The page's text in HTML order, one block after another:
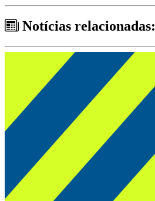
Notícias relacionadas: